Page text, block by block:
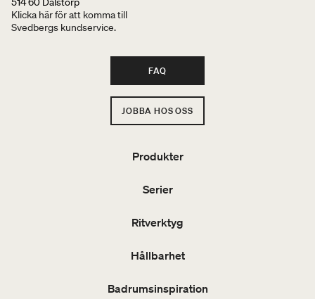
Klicka här för att komma till
Svedbergs kundservice.
FAQ
JOBBA HOS OSS
Produkter
Serier
Ritverktyg
Hållbarhet
Badrumsinspiration